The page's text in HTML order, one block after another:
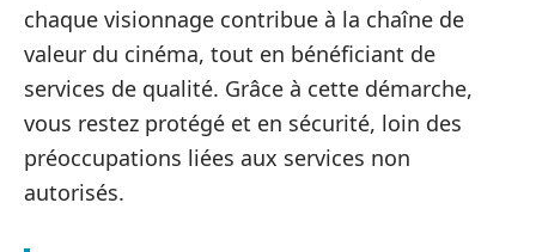
chaque visionnage contribue à la chaîne de
valeur du cinéma, tout en bénéficiant de
services de qualité. Grâce à cette démarche,
vous restez protégé et en sécurité, loin des
préoccupations liées aux services non
autorisés.